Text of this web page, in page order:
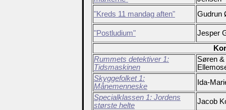
"Kreds 11 mandag aften"
Gudrun
"Postludium"
Jesper
Rummets detektiver 1:
Tidsmaskinen
Søren
Skyggefolket 1:
Månemenneske
Ida-
Specialklassen 1: Jordens
største helte
Jacob